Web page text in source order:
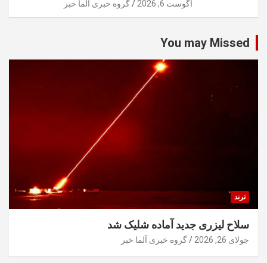
آگوست 6, 2026 گروه خبری آلما خبر
You may Missed
ترند
سلاح لیزری جدید آماده شلیک شد
جولای 26, 2026 گروه خبری آلما خبر